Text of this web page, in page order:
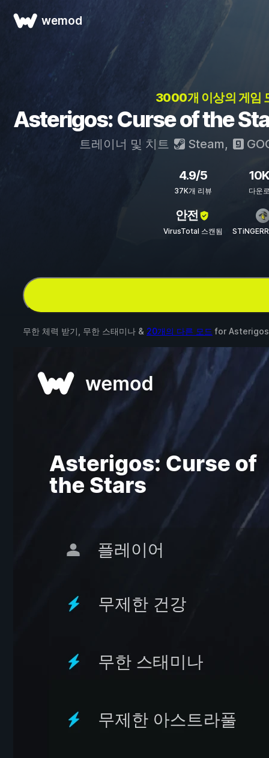
wemod
3000개 이상의 게임
Asterigos: Curse of the
트레이너 및 치트 Steam,
4.9/5
37K개 리뷰 다운
안전
VirusTotal 스캔됨
무한 체력 받기, 무한 스태미나 & 20개의 다른 모드 for